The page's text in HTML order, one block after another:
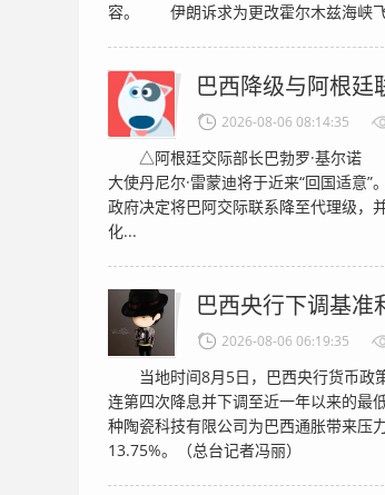
容。 伊朗诉求为更改霍尔木兹海峡
巴西降级与阿根廷
2026-08-06 08:14:35
△阿根廷交际部长巴勃罗·基尔诺
大使丹尼尔·雷蒙迪将于近来“回国适
政府决定将巴阿交际联系降至代理级
化...
巴西央行下调基准
2026-08-06 06:19:35
当地时间8月5日，巴西央行货币政
连第四次降息并下调至近一年以来的
种陶瓷科技有限公司为巴西通胀带来压
13.75%。（总台记者冯丽）